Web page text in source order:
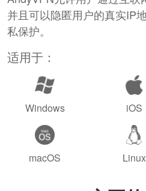
并且可以隐匿用户的真实IP
私保护。
适用于：
Windows iOS
macOS Linux